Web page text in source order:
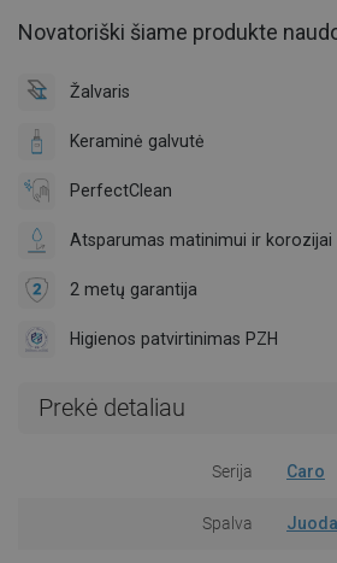
Novatoriški šiame produkte
Žalvaris
Keraminė galvutė
PerfectClean
Atsparumas matinimui ir korozijai
2 metų garantija
Higienos patvirtinimas PZH
Prekė detaliau
Serija Caro
Spalva